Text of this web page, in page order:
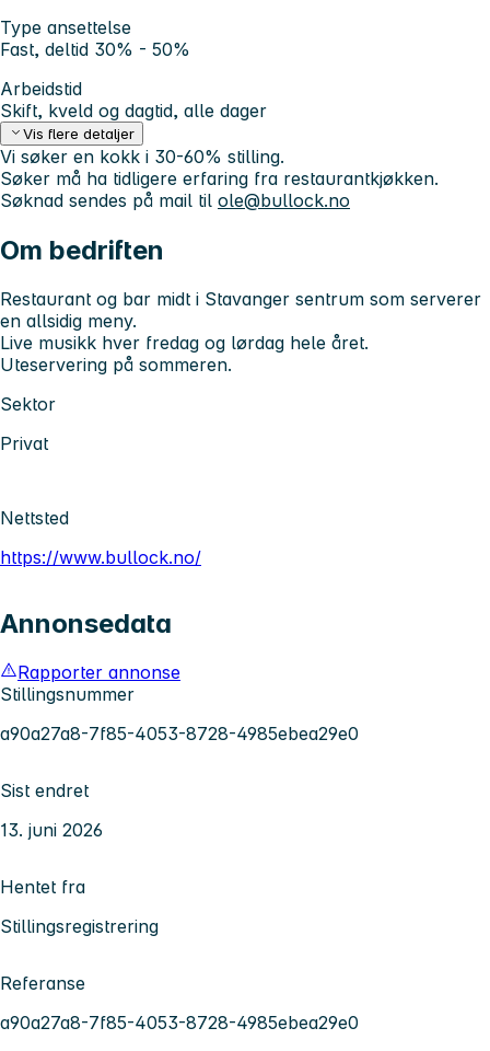
Type ansettelse
Fast, deltid 30% - 50%
Arbeidstid
Skift, kveld og dagtid, alle dager
Vis flere detaljer
Vi søker en kokk i 30-60% stilling.
Søker må ha tidligere erfaring fra restaurantkjøkken.
Søknad sendes på mail til ole@bullock.no
Om bedriften
Restaurant og bar midt i Stavanger sentrum som serverer
en allsidig meny.
Live musikk hver fredag og lørdag hele året.
Uteservering på sommeren.
Sektor
Privat
Nettsted
https://www.bullock.no/
Annonsedata
Rapporter annonse
Stillingsnummer
a90a27a8-7f85-4053-8728-4985ebea29e0
Sist endret
13. juni 2026
Hentet fra
Stillingsregistrering
Referanse
a90a27a8-7f85-4053-8728-4985ebea29e0